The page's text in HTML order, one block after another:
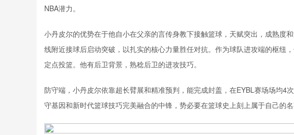
NBA潜力。
小丹皮尔的优势在于他自小在父亲的言传身教下接触篮球，天赋突出，成熟度
线附近接球后启动突破，以扎实的核心力量胜任对抗。作为球队进攻端的枢纽
定点投篮。他有后卫背景，熟稔后卫的进攻技巧。
防守端，小丹皮尔依靠超长臂展和精准预判，能完成封盖，在EYBL赛场场均4
守基因和新时代篮球技巧完美融合的中锋，势必要在篮球史上刻上属于自己的名